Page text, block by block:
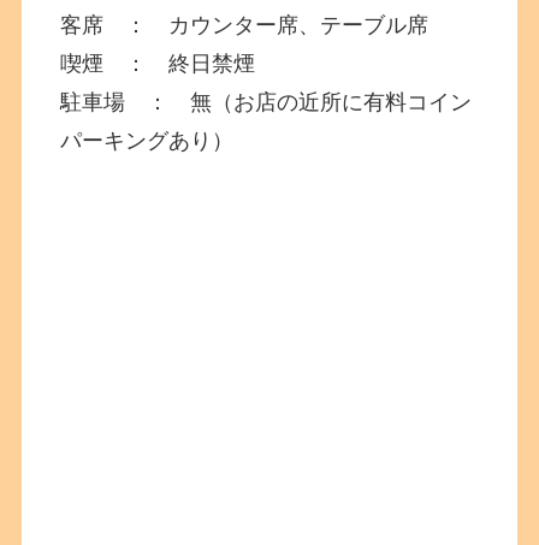
客席 ： カウンター席、テーブル席
喫煙 ： 終日禁煙
駐車場 ： 無（お店の近所に有料コイン
パーキングあり）